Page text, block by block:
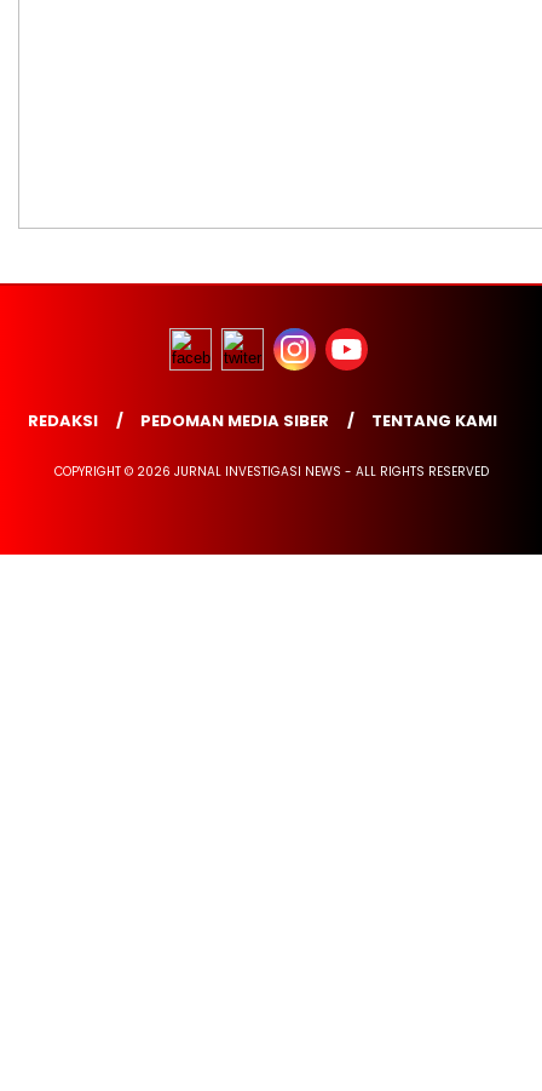
REDAKSI PEDOMAN MEDIA SIBER TENTANG KAMI
COPYRIGHT © 2026 JURNAL INVESTIGASI NEWS - ALL RIGHTS RESERVED